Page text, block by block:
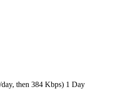
then 384 Kbps) 1 Day